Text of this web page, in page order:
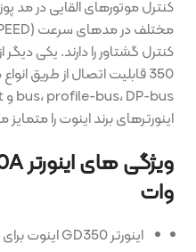
کنترل موتورهای القایی در مد
اینورترهای برند اینوت را
وات
اينورتر GD350 اینوت برای کاربری پیشرفته ساخته شده